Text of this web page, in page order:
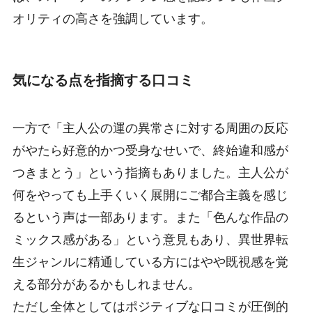
オリティの高さを強調しています。
気になる点を指摘する口コミ
一方で「主人公の運の異常さに対する周囲の反応
がやたら好意的かつ受身なせいで、終始違和感が
つきまとう」という指摘もありました。主人公が
何をやっても上手くいく展開にご都合主義を感じ
るという声は一部あります。また「色んな作品の
ミックス感がある」という意見もあり、異世界転
生ジャンルに精通している方にはやや既視感を覚
える部分があるかもしれません。
ただし全体としてはポジティブな口コミが圧倒的